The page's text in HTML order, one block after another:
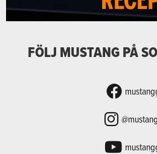
FÖLJ MUSTANG PÅ